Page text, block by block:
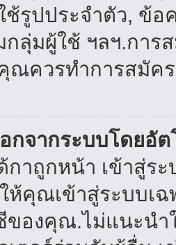
ช้รูปประจำตัว, ข้อ
กลุ่มผู้ใช้ ฯลฯ.การ
ณควรทำการสมัค
กจากระบบโดยอั
าถูกหน้า เข้าสู่ร
ห้คุณเข้าสู่ระบบเ
องคุณ.ไม่แนะนำ